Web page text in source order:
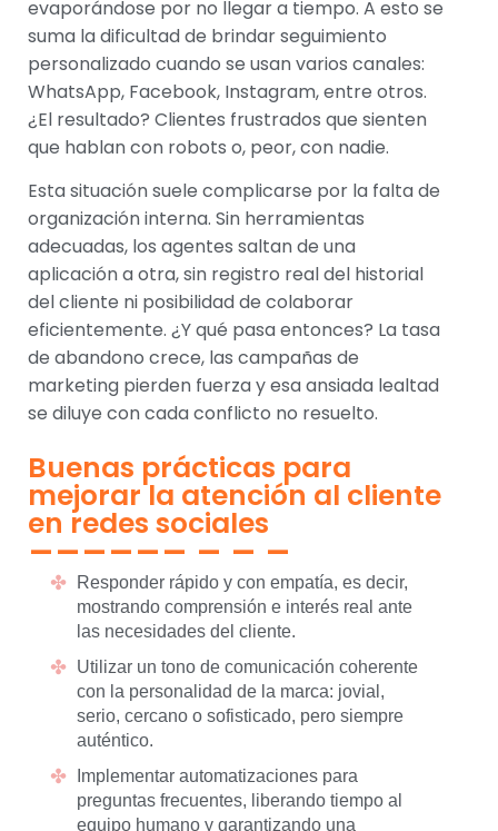
evaporándose por no llegar a tiempo. A esto se
suma la dificultad de brindar seguimiento
personalizado cuando se usan varios canales:
WhatsApp, Facebook, Instagram, entre otros.
¿El resultado? Clientes frustrados que sienten
que hablan con robots o, peor, con nadie.
Esta situación suele complicarse por la falta de
organización interna. Sin herramientas
adecuadas, los agentes saltan de una
aplicación a otra, sin registro real del historial
del cliente ni posibilidad de colaborar
eficientemente. ¿Y qué pasa entonces? La tasa
de abandono crece, las campañas de
marketing pierden fuerza y esa ansiada lealtad
se diluye con cada conflicto no resuelto.
Buenas prácticas para
mejorar la atención al cliente
en redes sociales
Responder rápido y con empatía, es decir,
mostrando comprensión e interés real ante
las necesidades del cliente.
Utilizar un tono de comunicación coherente
con la personalidad de la marca: jovial,
serio, cercano o sofisticado, pero siempre
auténtico.
Implementar automatizaciones para
preguntas frecuentes, liberando tiempo al
equipo humano y garantizando una